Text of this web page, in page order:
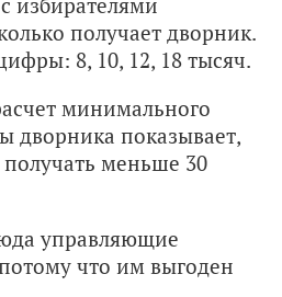
получает дворник.
8, 10, 12, 18 тысяч.
минимального
дворника показывает,
меньше 30
управляющие
что им выгоден